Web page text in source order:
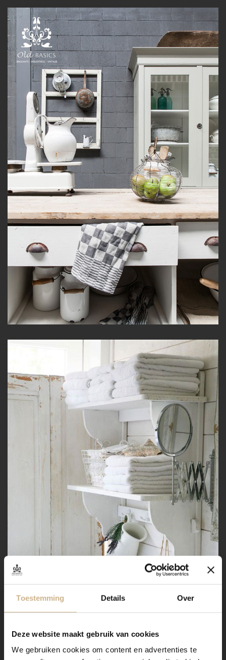
Toestemming Details Over
Deze website maakt gebruik van cookies
We gebruiken cookies om content en advertenties te